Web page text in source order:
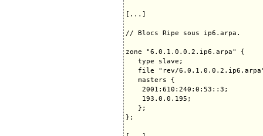
[...]
// Blocs Ripe sous ip6.arpa.
zone "6.0.1.0.0.2.ip6.arpa" {
   type slave;
file "rev/
   masters {
    2001:610:240:0:53::3;
    193.0.0.195;
   };
};